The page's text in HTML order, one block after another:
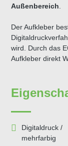
Außenbereich
Der Aufkleber
wird. Durch das
Aufkleber direkt
Digitaldruck /
mehrfarbig